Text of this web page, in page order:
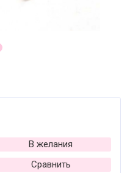
В желания
Сравнить